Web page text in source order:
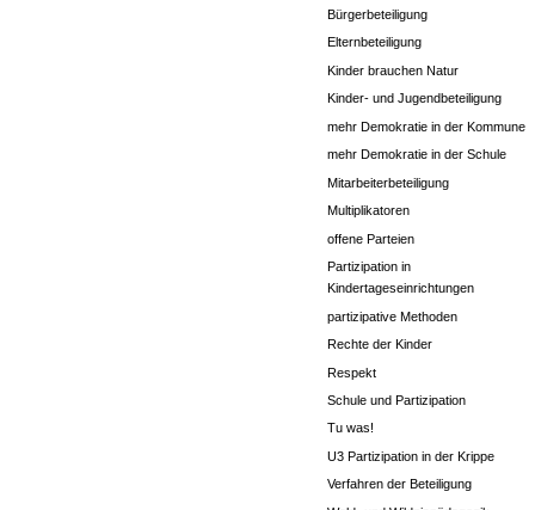
Bürgerbeteiligung
Elternbeteiligung
Kinder brauchen Natur
Kinder- und Jugendbeteiligung
mehr Demokratie in der Kommune
mehr Demokratie in der Schule
Mitarbeiterbeteiligung
Multiplikatoren
offene Parteien
Partizipation in
Kindertageseinrichtungen
partizipative Methoden
Rechte der Kinder
Respekt
Schule und Partizipation
Tu was!
U3 Partizipation in der Krippe
Verfahren der Beteiligung